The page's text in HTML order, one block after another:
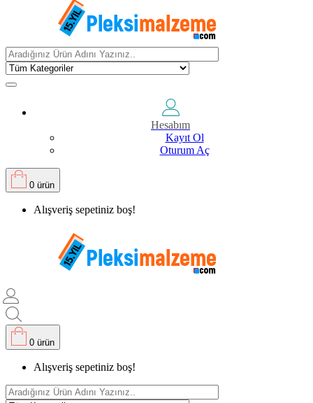
Hesabım
Kayıt Ol
Oturum Aç
0 ürün
Alışveriş sepetiniz boş!
0 ürün
Alışveriş sepetiniz boş!